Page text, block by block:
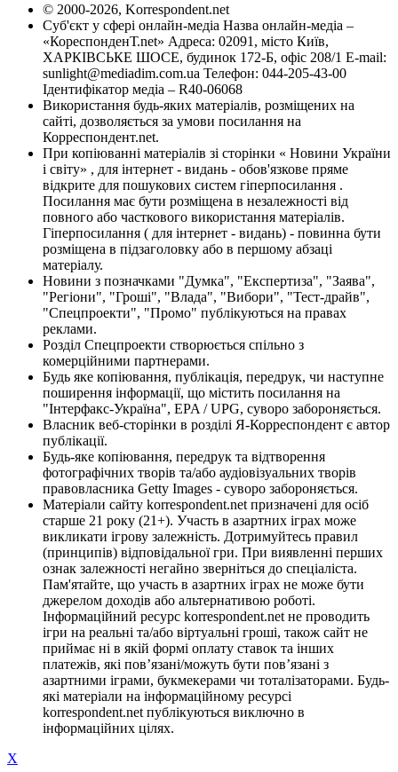
© 2000-2026, Korrespondent.net
Суб'єкт у сфері онлайн-медіа Назва онлайн-медіа –
«КореспонденТ.net» Адреса: 02091, місто Київ,
ХАРКІВСЬКЕ ШОСЕ, будинок 172-Б, офіс 208/1 E-mail:
sunlight@mediadim.com.ua Телефон: 044-205-43-00
Ідентифікатор медіа – R40-06068
Використання будь-яких матеріалів, розміщених на
сайті, дозволяється за умови посилання на
Корреспондент.net.
При копіюванні матеріалів зі сторінки « Новини України
і світу» , для інтернет - видань - обов'язкове пряме
відкрите для пошукових систем гіперпосилання .
Посилання має бути розміщена в незалежності від
повного або часткового використання матеріалів.
Гіперпосилання ( для інтернет - видань) - повинна бути
розміщена в підзаголовку або в першому абзаці
матеріалу.
Новини з позначками "Думка", "Експертиза", "Заява",
"Регіони", "Гроші", "Влада", "Вибори", "Тест-драйв",
"Спецпроекти", "Промо" публікуються на правах
реклами.
Розділ Спецпроекти створюється спільно з
комерційними партнерами.
Будь яке копіювання, публікація, передрук, чи наступне
поширення інформації, що містить посилання на
"Інтерфакс-Україна", EPA / UPG, суворо забороняється.
Власник веб-сторінки в розділі Я-Корреспондент є автор
публікації.
Будь-яке копіювання, передрук та відтворення
фотографічних творів та/або аудіовізуальних творів
правовласника Getty Images - суворо забороняється.
Матеріали сайту korrespondent.net призначені для осіб
старше 21 року (21+). Участь в азартних іграх може
викликати ігрову залежність. Дотримуйтесь правил
(принципів) відповідальної гри. При виявленні перших
ознак залежності негайно зверніться до спеціаліста.
Пам'ятайте, що участь в азартних іграх не може бути
джерелом доходів або альтернативою роботі.
Інформаційний ресурс korrespondent.net не проводить
ігри на реальні та/або віртуальні гроші, також сайт не
приймає ні в якій формі оплату ставок та інших
платежів, які пов’язані/можуть бути пов’язані з
азартними іграми, букмекерами чи тоталізаторами. Будь-
які матеріали на інформаційному ресурсі
korrespondent.net публікуються виключно в
інформаційних цілях.
X